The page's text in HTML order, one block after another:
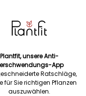
Plantfit, unsere Anti-
App
Ratschläge,
für Sie richtigen Pflanzen
auszuwählen.